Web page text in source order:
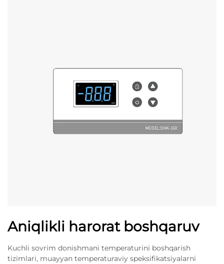
Aniqlikli harorat boshqaruv
Kuchli sovrim donishmani temperaturini boshqarish
tizimlari, muayyan temperaturaviy speksifikatsiyalarni